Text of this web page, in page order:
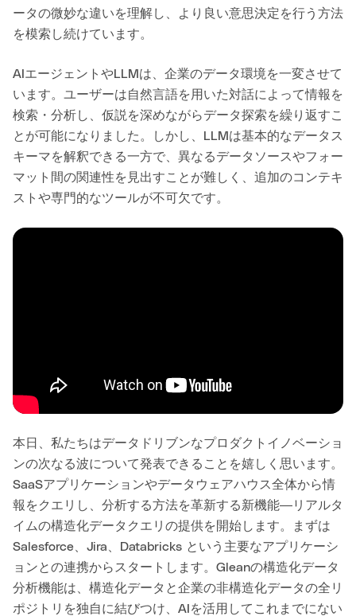
ータの微妙な違いを理解し、より良い意思決定を行う方法
を模索し続けています。
AIエージェントやLLMは、企業のデータ環境を一変させて
います。ユーザーは自然言語を用いた対話によって情報を
検索・分析し、仮説を深めながらデータ探索を繰り返すこ
とが可能になりました。しかし、LLMは基本的なデータス
キーマを解釈できる一方で、異なるデータソースやフォー
マット間の関連性を見出すことが難しく、追加のコンテキ
ストや専門的なツールが不可欠です。
本日、私たちはデータドリブンなプロダクトイノベーショ
ンの次なる波について発表できることを嬉しく思います。
SaaSアプリケーションやデータウェアハウス全体から情
報をクエリし、分析する方法を革新する新機能―リアルタ
イムの構造化データクエリの提供を開始します。まずは
Salesforce、Jira、Databricks という主要なアプリケーシ
ョンとの連携からスタートします。Gleanの構造化データ
分析機能は、構造化データと企業の非構造化データの全リ
ポジトリを独自に結びつけ、AIを活用してこれまでにない